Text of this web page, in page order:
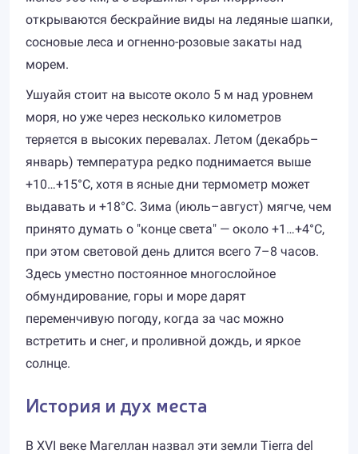
открываются бескрайние виды на ледяные шапки,
сосновые леса и огненно-розовые закаты над
морем.
Ушуайя стоит на высоте около 5 м над уровнем
моря, но уже через несколько километров
теряется в высоких перевалах. Летом (декабрь–
январь) температура редко поднимается выше
+10…+15°C, хотя в ясные дни термометр может
выдавать и +18°C. Зима (июль–август) мягче, чем
принято думать о "конце света" — около +1…+4°C,
при этом световой день длится всего 7–8 часов.
Здесь уместно постоянное многослойное
обмундирование, горы и море дарят
переменчивую погоду, когда за час можно
встретить и снег, и проливной дождь, и яркое
солнце.
История и дух места
В XVI веке Магеллан назвал эти земли Tierra del